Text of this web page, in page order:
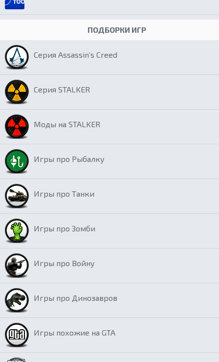
ПОДБОРКИ ИГР
Серия Assassin’s Creed
Серия STALKER
Моды на STALKER
Игры про Рыбалку
Игры про Танки
Игры про Зомби
Игры про Войну
Игры про Динозавров
Игры похожие на GTA